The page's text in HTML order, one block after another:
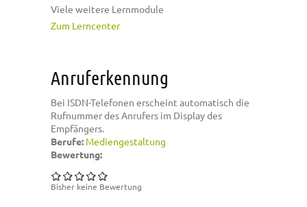
Viele weitere Lernmodule
Zum Lerncenter
Anruferkennung
Bei ISDN-Telefonen erscheint automatisch die
Rufnummer des Anrufers im Display des
Empfängers.
Berufe: Mediengestaltung
Bewertung:
Bisher keine Bewertung